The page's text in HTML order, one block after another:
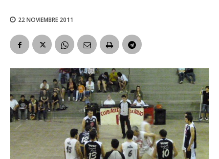
22 NOVIEMBRE 2011